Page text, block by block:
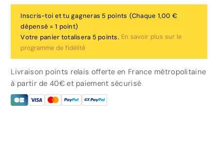
Inscris-toi et tu gagneras 5 points (Chaque 1,00 €
dépensé = 1 point)
Votre panier totalisera 5 points. En savoir plus sur le
programme de fidélité
Livraison points relais offerte en France métropolitaine
à partir de 40€ et paiement sécurisé